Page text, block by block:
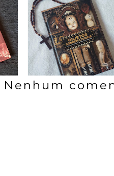
Nenhum